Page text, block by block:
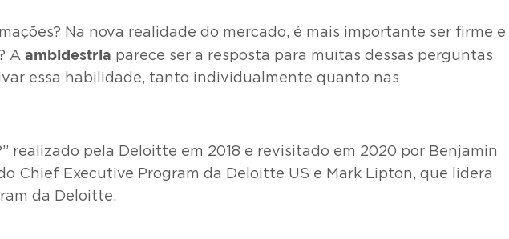
Na nova realidade do mercado, é mais importante ser firme e
A ambidestria parece ser a resposta para muitas dessas perguntas
essa habilidade, tanto individualmente quanto nas
realizado pela Deloitte em 2018 e revisitado em 2020 por Benjamin
Chief Executive Program da Deloitte US e Mark Lipton, que lidera
da Deloitte.